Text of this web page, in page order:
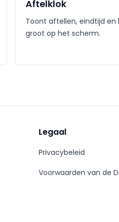
Aftelklok
Toont aftellen, eindtijd en
groot op het scherm.
Legaal
Privacybeleid
Voorwaarden van de